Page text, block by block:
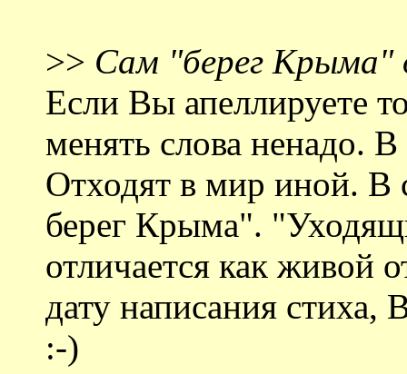
>> Сам "берег
Если Вы апеллируете
менять слова ненадо.
Отходят в мир иной. В
берег Крыма".
отличается как живой
дату написания
:-)